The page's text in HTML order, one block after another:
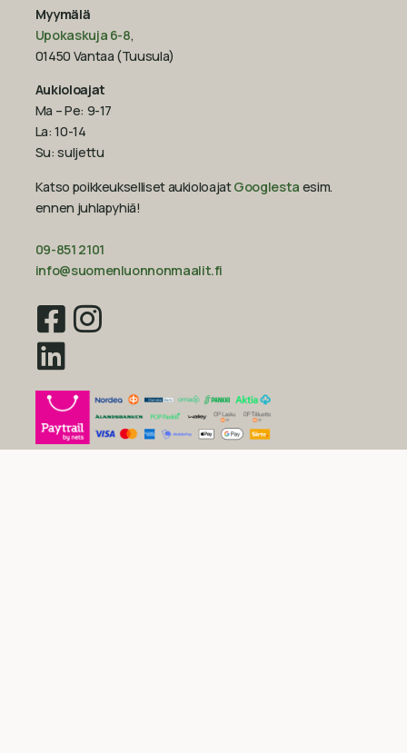
Myymälä
Upokaskuja 6-8,
01450 Vantaa (Tuusula)
Aukioloajat
Ma – Pe: 9-17
La: 10-14
Su: suljettu
Katso poikkeukselliset aukioloajatGooglesta esim.
ennen juhlapyhiä!‍
09-851 2101
info@suomenluonnonmaalit.fi